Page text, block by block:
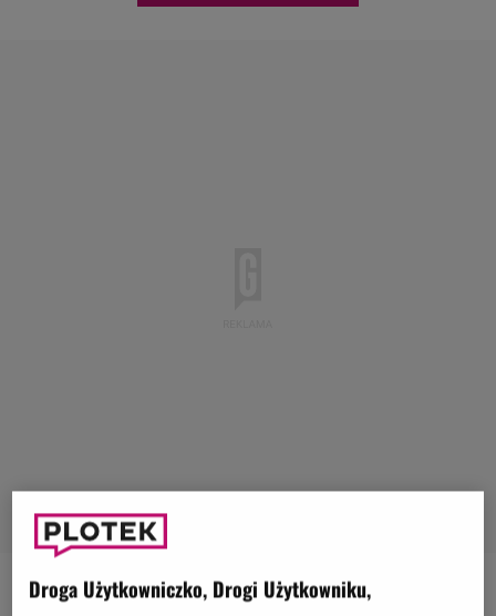
Katarzyna Cichopekwystępuje obecnie w
Droga Użytkowniczko, Drogi Użytkowniku,